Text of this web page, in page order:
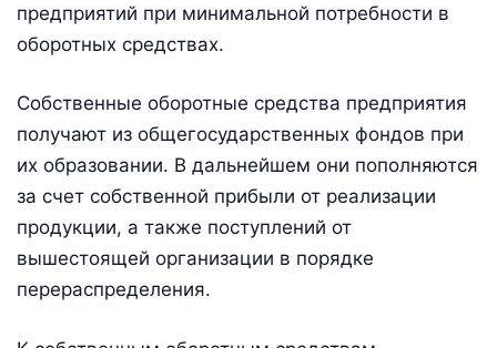
предприятий при минимальной потребности в
оборотных средствах.
Собственные оборотные средства предприятия
получают из общегосударственных фондов при
их образовании. В дальнейшем они пополняются
за счет собственной прибыли от реализации
продукции, а также поступлений от
вышестоящей организации в порядке
перераспределения.